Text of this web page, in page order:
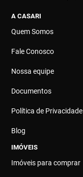
A CASARI
Quem Somos
Fale Conosco
Nossa equipe
Documentos
Política de Privacidade
Blog
IMÓVEIS
Imóveis para comprar